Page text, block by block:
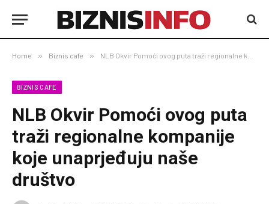
Home » Biznis cafe » NLB Okvir Pomoći ovog puta traži regionalne kompanije koje unaprjeđuju naše društvo
BIZNIS CAFE
NLB Okvir Pomoći ovog puta
traži regionalne kompanije
koje unaprjeđuju naše
društvo